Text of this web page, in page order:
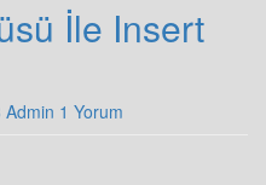
İle Insert
Admin 1 Yorum